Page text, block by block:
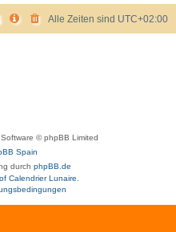
Alle Zeiten sind UTC+02:00
© phpBB Limited
Spain
durch phpBB.de
Calendrier Lunaire.